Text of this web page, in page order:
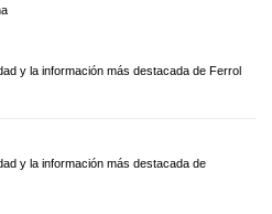
y la información más destacada de Ferrol
y la información más destacada de